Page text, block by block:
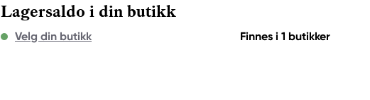
Lagersaldo i din butikk
Velg din butikk Finnes i 1 butikker